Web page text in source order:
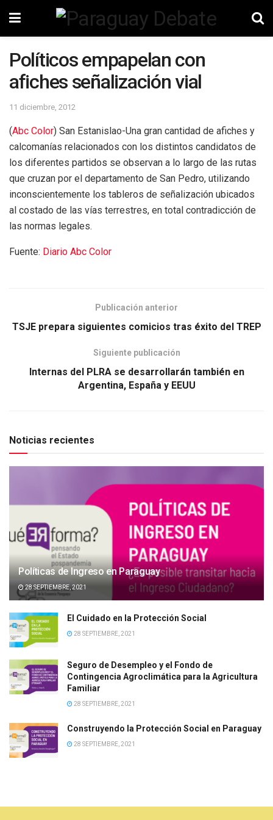
Políticos empapelan con
afiches señalización vial
11 diciembre, 2012
(Abc Color) San Estanislao-Una gran cantidad de afiches y
calcomanías relacionados con los distintos candidatos de
los diferentes partidos se observan a lo largo de las rutas
que cruzan por el departamento de San Pedro, utilizando
inconscientemente los tableros de señalización ubicados
al costado de las vías terrestres, en total contradicción de
las normas legales.
Fuente: Diario Abc Color
Publicación anterior
TSJE prepara siguientes comicios tras éxito del TREP
Siguiente publicación
Internas del PLRA se desarrollarán también en
Argentina, España y EEUU
Noticias recientes
Políticas de Ingreso en Paraguay
28 SEPTIEMBRE, 2021
El Cuidado en la Protección Social
28 SEPTIEMBRE, 2021
Seguro de Desempleo y el Fondo de
Contingencia Agroclimática para la Agricultura
Familiar
28 SEPTIEMBRE, 2021
Construyendo la Protección Social en Paraguay
28 SEPTIEMBRE, 2021